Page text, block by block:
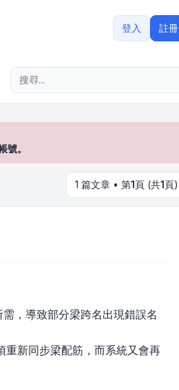
登入 註冊
。
1 篇文章 • 第1頁 (共1頁)
，導致部分梁跨名出現錯誤名
重新同步梁配筋，而系統又會再